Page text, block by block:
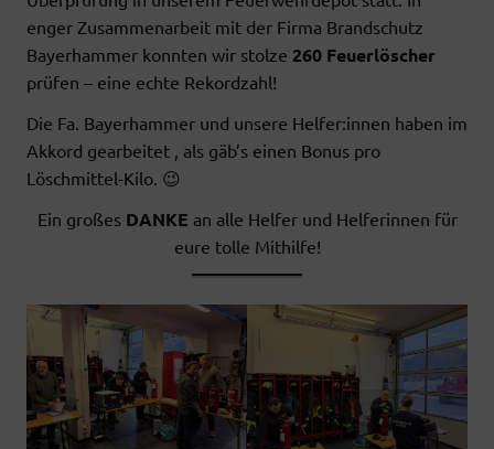
enger Zusammenarbeit mit der Firma Brandschutz
Bayerhammer konnten wir stolze 260 Feuerlöscher
prüfen – eine echte Rekordzahl!
Die Fa. Bayerhammer und unsere Helfer:innen haben im
Akkord gearbeitet , als gäb’s einen Bonus pro
Löschmittel-Kilo. 😉
Ein großes DANKE an alle Helfer und Helferinnen für
eure tolle Mithilfe!